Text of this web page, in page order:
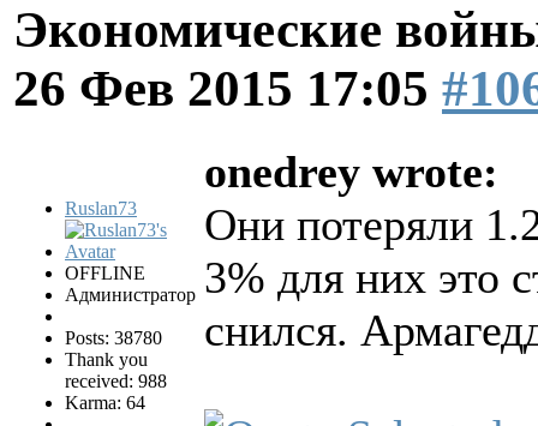
Экономические
26 Фев 2015 17:05
Ruslan73
OFFLINE
Администратор
Posts: 38780
Thank you
received: 988
Karma: 64
onedrey wrote:
Они потеряли
3% для них это
снился.